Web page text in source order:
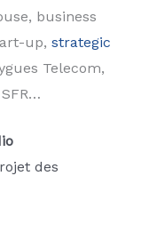
business
up, strategic
Telecom,
des